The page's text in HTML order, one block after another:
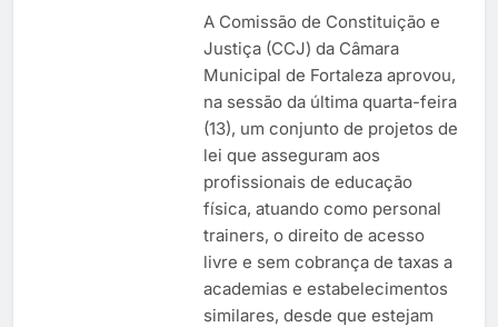
A Comissão de Constituição e
Justiça (CCJ) da Câmara
Municipal de Fortaleza aprovou,
na sessão da última quarta-feira
(13), um conjunto de projetos de
lei que asseguram aos
profissionais de educação
física, atuando como personal
trainers, o direito de acesso
livre e sem cobrança de taxas a
academias e estabelecimentos
similares, desde que estejam